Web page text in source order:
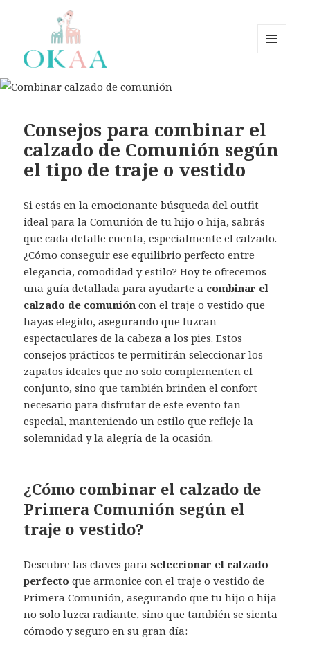
OkaaSpain – Zapatos bebé,
Zapatería Infantil OkaaSpain
fabricados en España –
OKAASPAIN
Consejos para combinar el
calzado de Comunión según
el tipo de traje o vestido
Si estás en la emocionante búsqueda del outfit
ideal para la Comunión de tu hijo o hija, sabrás
que cada detalle cuenta, especialmente el calzado.
¿Cómo conseguir ese equilibrio perfecto entre
elegancia, comodidad y estilo? Hoy te ofrecemos
una guía detallada para ayudarte a combinar el
calzado de comunión con el traje o vestido que
hayas elegido, asegurando que luzcan
espectaculares de la cabeza a los pies. Estos
consejos prácticos te permitirán seleccionar los
zapatos ideales que no solo complementen el
conjunto, sino que también brinden el confort
necesario para disfrutar de este evento tan
especial, manteniendo un estilo que refleje la
solemnidad y la alegría de la ocasión.
¿Cómo combinar el calzado de
Primera Comunión según el
traje o vestido?
Descubre las claves paraseleccionar el calzado
perfecto que armonice con el traje o vestido de
Primera Comunión, asegurando que tu hijo o hija
no solo luzca radiante, sino que también se sienta
cómodo y seguro en su gran día: